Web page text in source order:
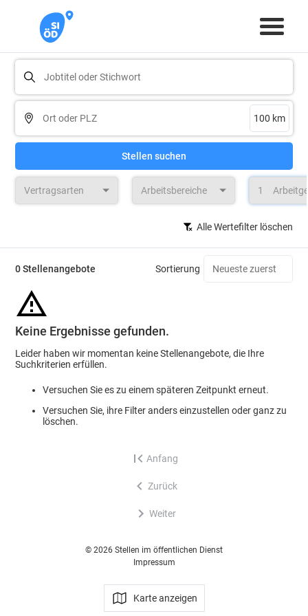
Stellen suchen
Vertragsarten Arbeitsbereiche 1
Alle Wertefilter löschen
0 Stellenangebote Sortierung
Keine Ergebnisse gefunden.
Leider haben wir momentan keine Stellenangebote, die Ihre
Suchkriterien erfüllen.
Versuchen Sie es zu einem späteren Zeitpunkt erneut.
Versuchen Sie, ihre Filter anders einzustellen oder ganz zu
löschen.
Anfang
Zurück
Weiter
© 2026 Stellen im öffentlichen Dienst
Impressum
Karte anzeigen